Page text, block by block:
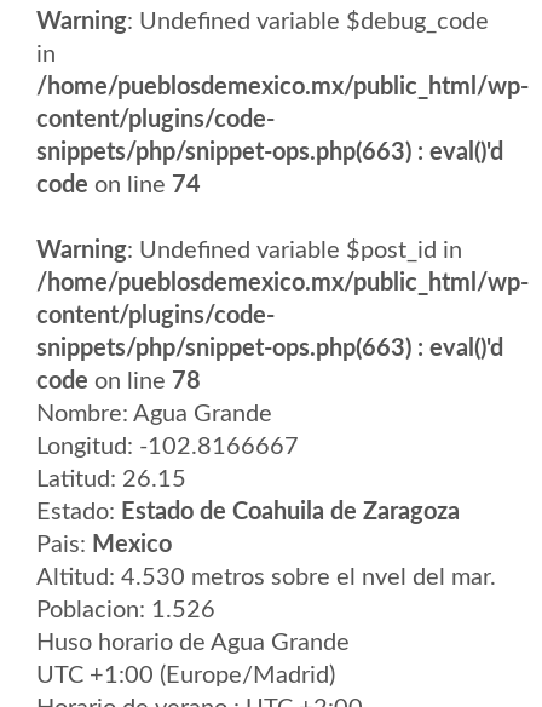
Warning: Undefined variable $debug_code
in
/home/pueblosdemexico.mx/public_html/wp-
content/plugins/code-
snippets/php/snippet-ops.php(663) : eval()'d
code on line 74
Warning: Undefined variable $post_id in
/home/pueblosdemexico.mx/public_html/wp-
content/plugins/code-
snippets/php/snippet-ops.php(663) : eval()'d
code on line 78
Nombre: Agua Grande
Longitud: -102.8166667
Latitud: 26.15
Estado: Estado de Coahuila de Zaragoza
Pais: Mexico
Altitud: 4.530 metros sobre el nvel del mar.
Poblacion: 1.526
Huso horario de Agua Grande
UTC +1:00 (Europe/Madrid)